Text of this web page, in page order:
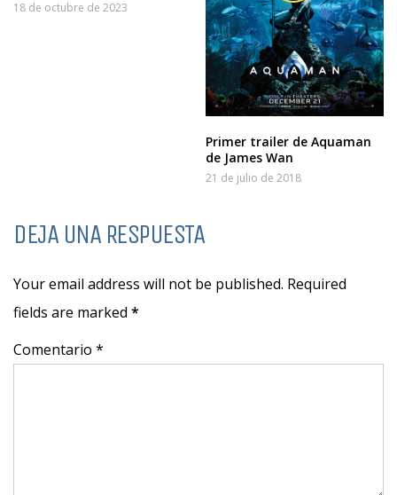
18 de octubre de 2023
Primer trailer de Aquaman
de James Wan
21 de julio de 2018
DEJA UNA RESPUESTA
Your email address will not be published. Required
fields are marked *
Comentario *